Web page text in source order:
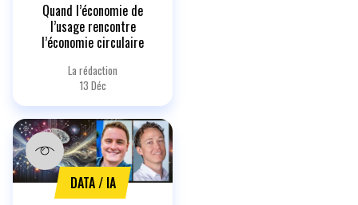
Quand l’économie de
l’usage rencontre
l’économie circulaire
La rédaction
13 Déc
DATA / IA